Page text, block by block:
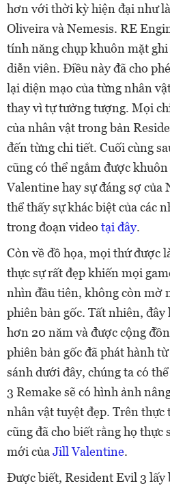
hơn với thời kỳ hiện đại như
Oliveira và Nemesis. RE
tính năng chụp khuôn mặt
diễn viên. Điều này đã cho
lại diện mạo của từng nhân
thay vì tự tưởng tượng. Mọi
của nhân vật trong bản
đến từng chi tiết. Cuối cùng
cũng có thể ngắm được
Valentine hay sự đáng sợ của
thể thấy sự khác biệt của các
trong đoạn video tại đây.
Còn về đồ họa, mọi thứ được
thực sự rất đẹp khiến mọi
nhìn đầu tiên, không còn mờ
phiên bản gốc. Tất nhiên, đây
hơn 20 năm và được cộng
phiên bản gốc đã phát hành
sánh dưới đây, chúng ta có
3 Remake sẽ có hình ảnh
nhân vật tuyệt đẹp. Trên thực
cũng đã cho biết rằng họ thực
mới của Jill Valentine.
Được biết, Resident Evil 3 lấy